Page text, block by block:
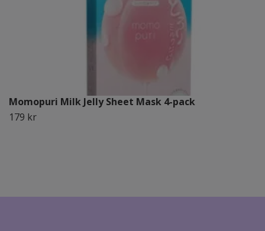
Momopuri Milk Jelly Sheet Mask 4-pack
179 kr